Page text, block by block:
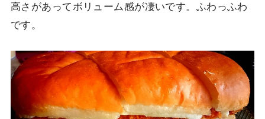
高さがあってボリューム感が凄いです。ふわっふわ
です。